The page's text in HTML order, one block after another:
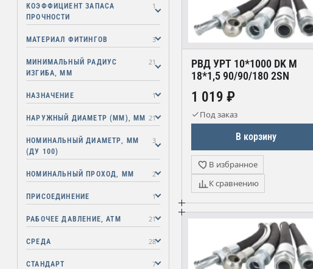
трубопроводы)
УРТ (Уральские рукава
технические)
УРТ (Уральский Рукав
Трейд)
УРТ (Уральский Рукавный
Терминал)
УРТ (Уральский Рукавный
Тракт)
УРТ (Уральский Рукавный
Трест)
УРТ (Уральский резиновый
терминал)
УРТ (Уральский рукав/торг)
УРТ (Уральский рукавный
завод)
УРТ (Уральский рукавный
КОЭФФИЦИЕНТ ЗАПАСА
ПРОЧНОСТИ
1
МАТЕРИАЛ ФИТИНГОВ 3
МИНИМАЛЬНЫЙ РАДИУС
ИЗГИБА, ММ
21
НАЗНАЧЕНИЕ 1
НАРУЖНЫЙ ДИАМЕТР (ММ), ММ 21
НОМИНАЛЬНЫЙ ДИАМЕТР, ММ
(ДУ 100)
3
НОМИНАЛЬНЫЙ ПРОХОД, ММ 2
ПРИСОЕДИНЕНИЕ 1
РАБОЧЕЕ ДАВЛЕНИЕ, АТМ 21
СРЕДА 28
СТАНДАРТ 7
РВД УРТ 10*1000 DK М
18*1,5 90/90/180 2SN
1 019 ₽
Под заказ
В корзину
В избранное
К сравнению